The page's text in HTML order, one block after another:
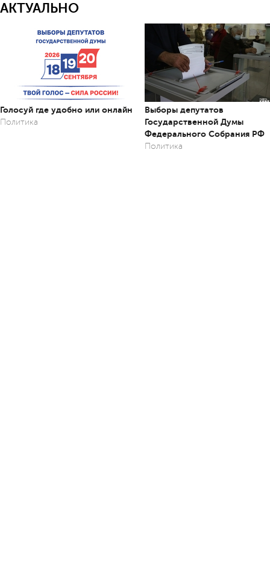
АКТУАЛЬНО
Голосуй где удобно или онлайн
Политика
Выборы депутатов
Государственной Думы
Федерального Собрания РФ
Политика